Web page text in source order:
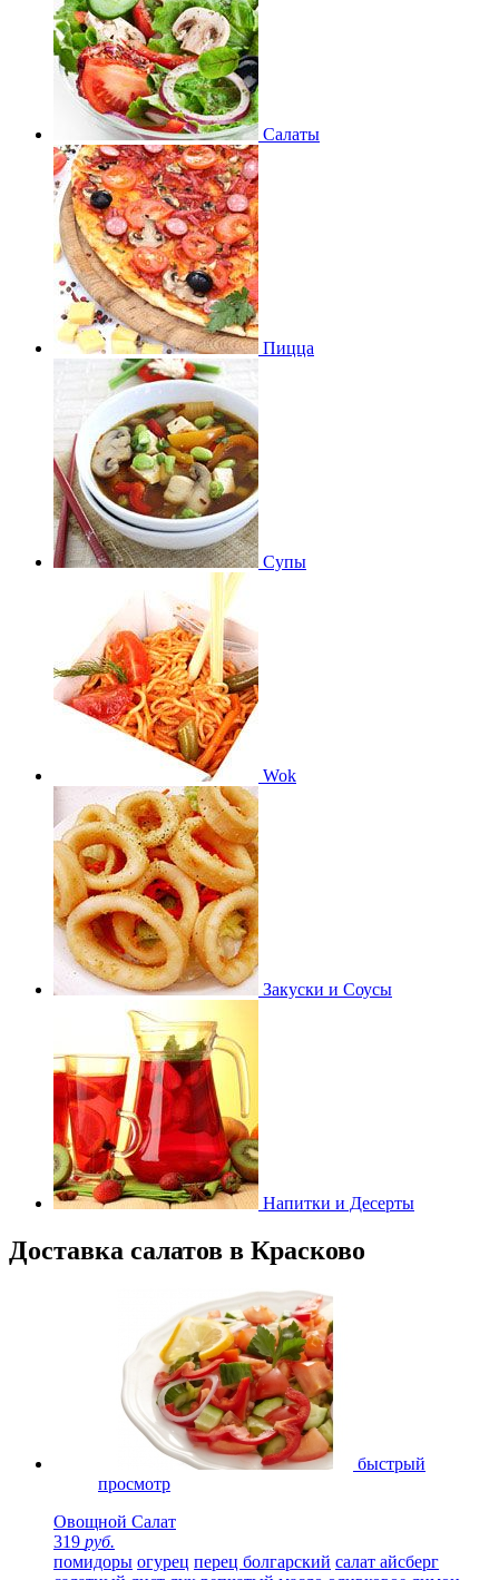
Салаты
Пицца
Супы
Wok
Закуски и Соусы
Напитки и Десерты
Доставка салатов в Красково
быстрый
просмотр
Овощной Салат
319 руб.
помидоры огурец перец болгарский салат айсберг